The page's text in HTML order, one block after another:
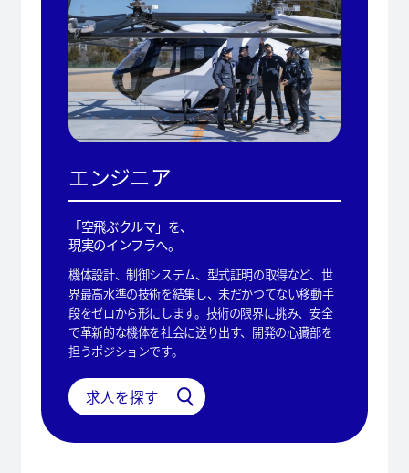
エンジニア
「空飛ぶクルマ」を、
現実のインフラへ。
機体設計、制御システム、型式証明の取得など、世
界最高水準の技術を結集し、未だかつてない移動手
段をゼロから形にします。技術の限界に挑み、安全
で革新的な機体を社会に送り出す、開発の心臓部を
担うポジションです。
求人を探す